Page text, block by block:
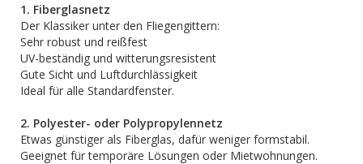
1. Fiberglasnetz
Der Klassiker unter den Fliegengittern:
Sehr robust und reißfest
UV-beständig und witterungsresistent
Gute Sicht und Luftdurchlässigkeit
Ideal für alle Standardfenster.
2. Polyester- oder Polypropylennetz
Etwas günstiger als Fiberglas, dafür weniger formstabil.
Geeignet für temporäre Lösungen oder Mietwohnungen.